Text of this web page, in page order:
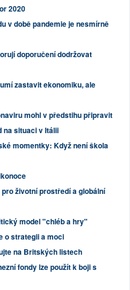
2020
v době pandemie je nesmírně
doporučení dodržovat
zastavit ekonomiku, ale
mohl v předstihu připravit
na situaci v Itálii
momentky: Když není škola
životní prostředí a globální
model "chléb a hry"
o strategii a moci
na Britských listech
fondy lze použít k boji s